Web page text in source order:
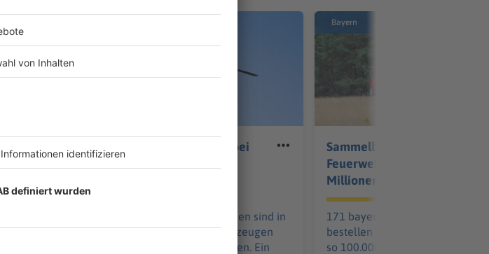
in
Fünf Schwerverletzte bei
Verkehrsunfall bei
Zwei Fahrer aus Tschechien sind in
Ostbayern mit ihren Fahrzeugen
frontal zusammengestoßen. Ein
Bayern
Sammelbestellung für
Feuerwehrautos soll
Millionen sparen
171 bayerische Kommunen
bestellen gemeinsam - und
so 100.000 pro Löschfahrzeug.